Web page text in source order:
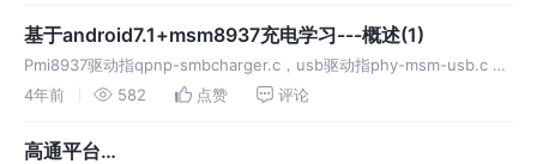
基于android7.1+msm8937充电学习---概述(1)
Pmi8937驱动指qpnp-smbcharger.c，usb驱动指phy-msm-usb.c 硬
件方案 其中D+和D-也会连接到CPU msm8937的USB端口。 The
4年前 582 点赞 评论
高通平台